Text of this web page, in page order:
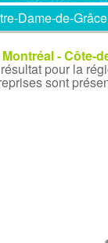
Dame-de-Grâce
Montréal - Côte-
pour la
sont